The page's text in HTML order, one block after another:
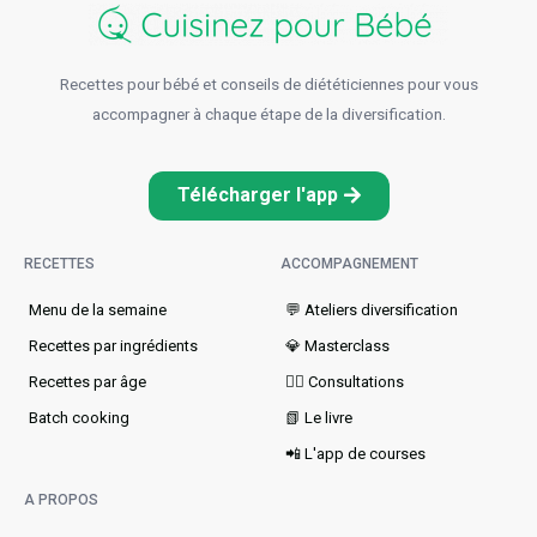
Recettes pour bébé et conseils de diététiciennes pour vous
accompagner à chaque étape de la diversification.
Télécharger l'app
RECETTES
Menu de la semaine​
Recettes par ingrédients
Recettes par âge
Batch cooking
ACCOMPAGNEMENT
💬 Ateliers diversification
💎 Masterclass
👩‍⚕️ Consultations
📗 Le livre
📲 L'app de courses
A PROPOS